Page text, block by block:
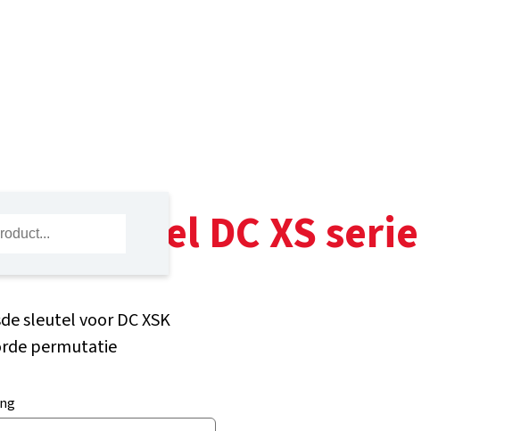
sleutel DC XS serie
sleutel voor DC XSK
permutatie